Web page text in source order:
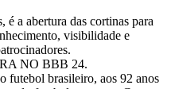
a abertura das cortinas para
visibilidade e
NO BBB 24.
futebol brasileiro, aos 92 anos